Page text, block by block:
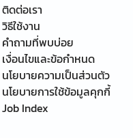
ติดต่อเรา
วิธีใช้งาน
คำถามที่พบบ่อย
เงื่อนไขและข้อกำหนด
นโยบายความเป็นส่วนตัว
นโยบายการใช้ข้อมูลคุกกี้
Job Index